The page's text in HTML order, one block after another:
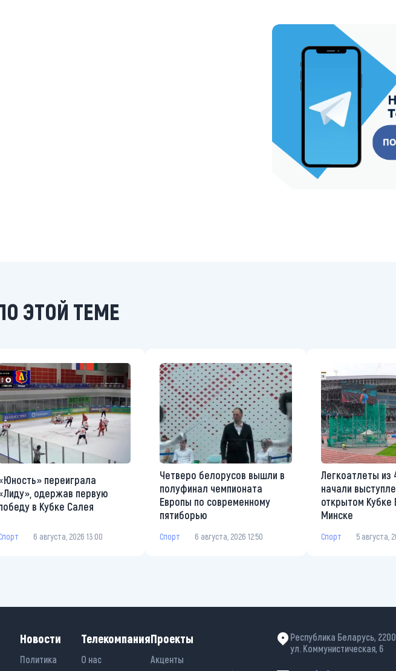
https://t.me/minskctvby
ЭТОЙ ТЕМЕ
переиграла
одержав первую
в Кубке Салея
6 августа, 2026 13:00
Четверо белорусов вышли в
полуфинал чемпионата
Европы по современному
пятиборью
Спорт 6 августа, 2026 12:50
Легкоатлеты из
начали
открытом Кубке
Минске
Спорт 5 августа,
Новости
Политика
Телекомпания
О нас
Проекты
Акценты
Республика Беларусь,
ул. Коммунистическая, 6